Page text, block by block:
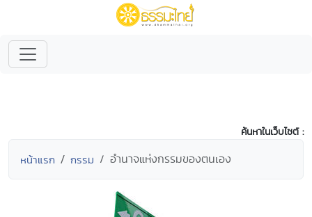
ค้นหาในเว็บไซต์ :
หน้าแรก กรรม อำนาจแห่งกรรมของตนเอง